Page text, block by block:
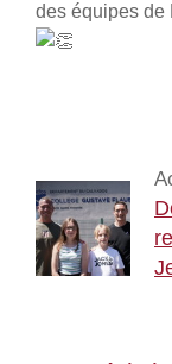
des équipes de